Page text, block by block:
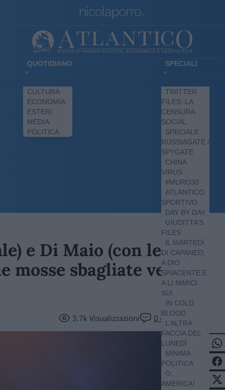
QUOTIDIANO
CULTURA
ECONOMIA
ESTERI
MEDIA
POLITICA
SPECIALI
TWITTER
FILES: LA
CENSURA
SOCIAL
SPECIALE
RUSSIAGATE /
SPYGATE
CHINA
VIRUS
#MURO30
ATLANTICO
SPORTIVO
DAY BY DAY
GIUDITTA’S
FILES
IL MARTEDÌ
DI CAPANEO,
A DIO
SPIACENTE E
A LI NIMICI
SUI
IN COLD
BLOOD
L’ALTRA
FACCIA DEL
LUNEDÌ
MINIMA
POLITICA
O,
AMERICA!
e Di Maio (con le
mosse sbagliate verso
3.7k Visualizzazioni 0 commenti